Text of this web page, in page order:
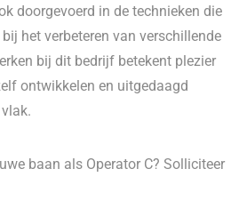
doorgevoerd in de technieken die
het verbeteren van verschillende
bij dit bedrijf betekent plezier
ontwikkelen en uitgedaagd
baan als Operator C? Solliciteer